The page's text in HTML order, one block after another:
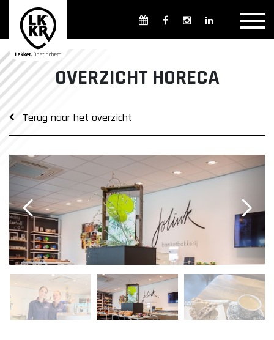
Overzicht winkels
Openingsdagen en -tijden
Weekmarkten
Overzicht Cultuur & Musea
Parkeren in Doetinchem
Openbaar vervoer
Gratis Shuttle
OVERZICHT HORECA
Terug naar het overzicht